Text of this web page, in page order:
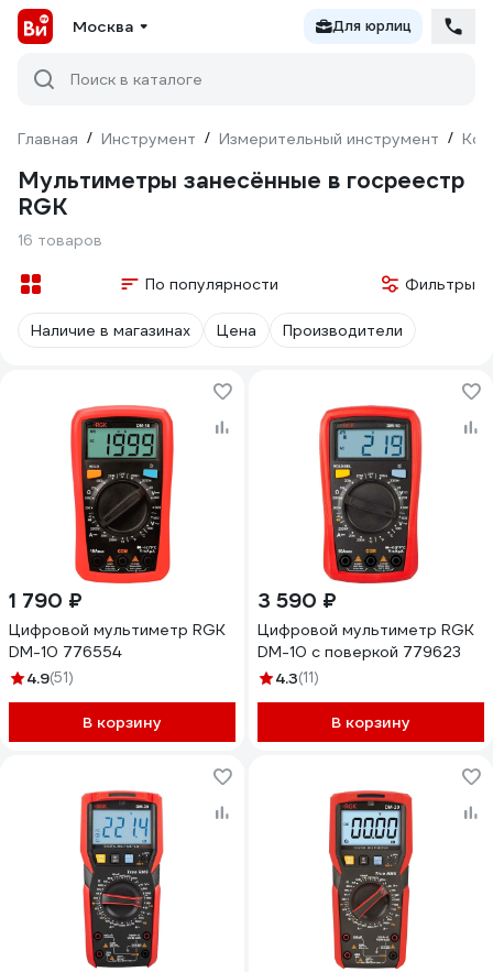
Москва Для юрлиц
Поиск в каталоге
Главная / Инструмент / Измерительный инструмент /
Мультиметры занесённые в госреестр
RGK
16 товаров
По популярности Фильтры
Наличие в магазинах Цена Производители
1 790 ₽
Цифровой мультиметр RGK
DM-10 776554
4.9(51)
В корзину
3 590 ₽
Цифровой мультиметр RGK
DM-10 с поверкой 779623
4.3(11)
В корзину